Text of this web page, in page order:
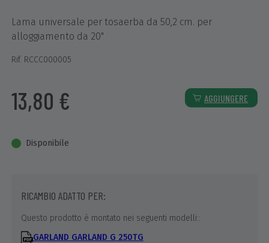
Lama universale per tosaerba da 50,2 cm. per
alloggiamento da 20"
Rif. RCCC000005
13,80 € AGGIUNGERE
Disponibile
RICAMBIO ADATTO PER:
Questo prodotto è montato nei seguenti modelli::
GARLAND GARLAND G 250TG